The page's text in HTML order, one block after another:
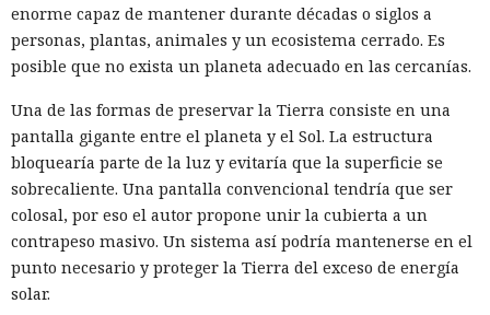
En un análisis más amplio, el comité contó casi 109 000
casos entre 2018 y mayo de 2025 en los que redes de China o
de Hong Kong pudieron declarar sin autorización
direcciones IP estadounidenses como propias. Se trata de
posibles interceptaciones de rutas BGP, el sistema que elige
la ruta del tráfico de internet. Parte de los episodios pudo
deberse a errores de configuración.
La investigación también identificó decenas de puntos de
presencia y objetos de red activos de los tres operadores en
centros de datos estadounidenses. Algunas filiales
dependían de las empresas matrices en China y Hong Kong
enorme capaz de mantener durante décadas o siglos a
personas, plantas, animales y un ecosistema cerrado. Es
posible que no exista un planeta adecuado en las cercanías.
Una de las formas de preservar la Tierra consiste en una
pantalla gigante entre el planeta y el Sol. La estructura
bloquearía parte de la luz y evitaría que la superficie se
sobrecaliente. Una pantalla convencional tendría que ser
colosal, por eso el autor propone unir la cubierta a un
contrapeso masivo. Un sistema así podría mantenerse en el
punto necesario y proteger la Tierra del exceso de energía
solar.